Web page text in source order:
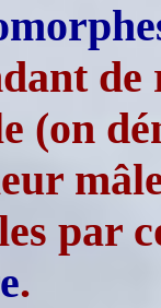
(on
par
.